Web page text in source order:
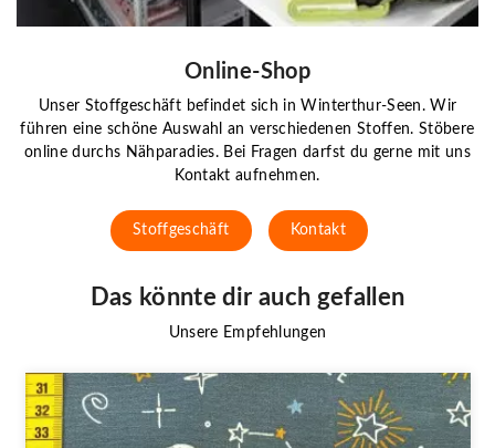
Online-Shop
Unser Stoffgeschäft befindet sich in Winterthur-Seen. Wir
führen eine schöne Auswahl an verschiedenen Stoffen. Stöbere
online durchs Nähparadies. Bei Fragen darfst du gerne mit uns
Kontakt aufnehmen.
Stoffgeschäft Kontakt
Das könnte dir auch gefallen
Unsere Empfehlungen